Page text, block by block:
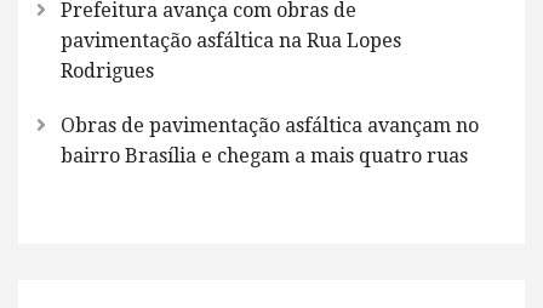
Prefeitura avança com obras de
pavimentação asfáltica na Rua Lopes
Rodrigues
Obras de pavimentação asfáltica avançam no
bairro Brasília e chegam a mais quatro ruas